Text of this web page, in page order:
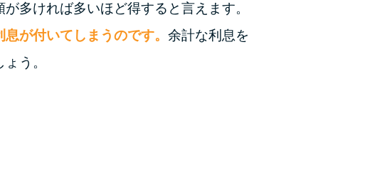
年収が低い＆他社借入があると落ちる？バンク
多ければ多いほど得すると言えます。
が付いてしまうのです。 余計な利息を
う。